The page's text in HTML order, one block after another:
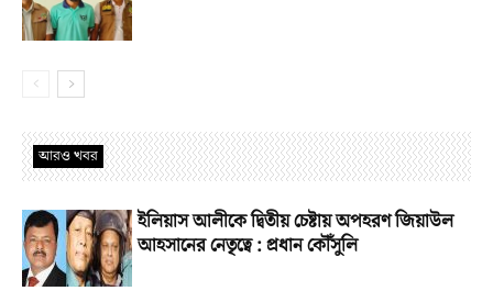
আরও খবর
ইলিয়াস আলীকে দ্বিতীয় চেষ্টায় অপহরণ জিয়াউল
আহসানের নেতৃত্বে : প্রধান কৌঁসুলি